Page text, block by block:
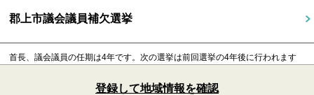
郡上市議会議員補欠選挙
首長、議会議員の任期は4年です。 次の選挙は前回選挙の4年後に行われます
登録して地域情報を確認